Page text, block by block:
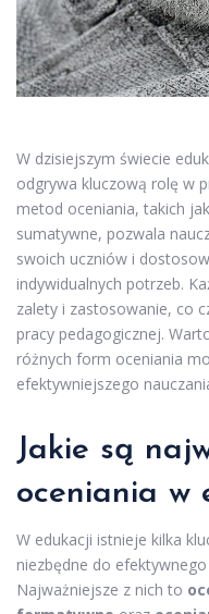
W dzisiejszym świecie
odgrywa kluczową rolę w
metod oceniania, takich
sumatywne, pozwala
swoich uczniów i
indywidualnych potrzeb.
zalety i zastosowanie, co
pracy pedagogicznej.
różnych form oceniania
efektywniejszego
Jakie są
oceniania w
W edukacji istnieje kilka
niezbędne do
Najważniejsze z nich to